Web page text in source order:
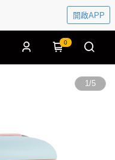
開啟APP
0
1/5